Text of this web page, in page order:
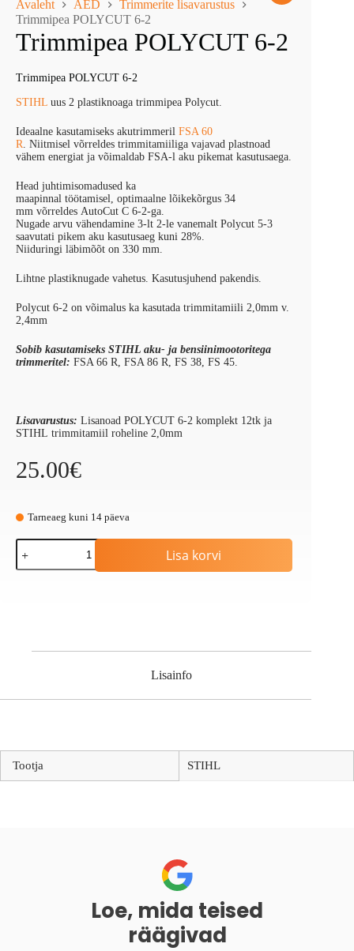
Avaleht AED
Trimmerite lisavarustus
Trimmipea POLYCUT 6-2
Trimmipea POLYCUT 6-2
Trimmipea POLYCUT 6-2
STIHL uus 2 plastiknoaga trimmipea Polycut.
Ideaalne kasutamiseks akutrimmeril FSA 60
R . Niitmisel võrreldes trimmitamiiliga vajavad plastnoad
vähem energiat ja võimaldab FSA-l aku pikemat kasutusaega.
Head juhtimisomadused ka
maapinnal töötamisel, optimaalne lõikekõrgus 34
mm võrreldes AutoCut C 6-2-ga.
Nugade arvu vähendamine 3-lt 2-le vanemalt Polycut 5-3
saavutati pikem aku kasutusaeg kuni 28%.
Niiduringi läbimõõt on 330 mm.
Lihtne plastiknugade vahetus. Kasutusjuhend pakendis.
Polycut 6-2 on võimalus ka kasutada trimmitamiili 2,0mm v.
2,4mm
Sobib kasutamiseks STIHL aku- ja bensiinimootoritega
trimmeritel: FSA 66 R, FSA 86 R, FS 38, FS 45.
Lisavarustus: Lisanoad POLYCUT 6-2 komplekt 12tk ja
STIHL trimmitamiil roheline 2,0mm
25.00€
Tarneaeg kuni 14 päeva
Trimmipea
POLYCUT
6-
Lisa korvi
Lisainfo
Tootja STIHL
Loe, mida teised
räägivad